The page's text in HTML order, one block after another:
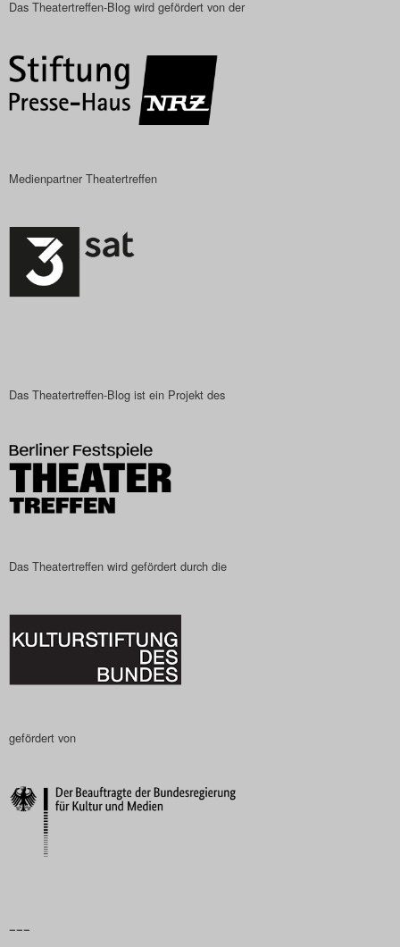
Das Theatertreffen-Blog wird gefördert von der
Medienpartner Theatertreffen
Das Theatertreffen-Blog ist ein Projekt des
Das Theatertreffen wird gefördert durch die
gefördert von
–––